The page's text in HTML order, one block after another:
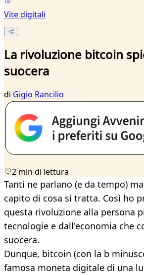
Vite digitali
La rivoluzione bitcoin
suocera
di Gigio Rancilio
2 min di lettura
Tanti ne parlano (e da tempo)
capito di cosa si tratta. Così ho
questa rivoluzione alla persona
tecnologie e dall'economia che
suocera.
Dunque, bitcoin (con la b
famosa moneta digitale di una